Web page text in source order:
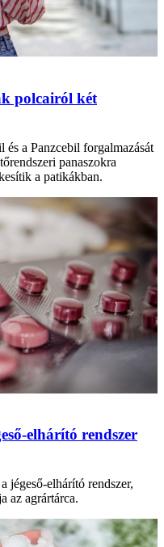
polcairól két
a Panzcebil forgalmazását
panaszokra
a patikákban.
elhárító rendszer
jégeső-elhárító rendszer,
az agrártárca.